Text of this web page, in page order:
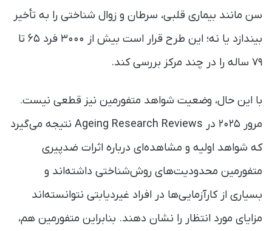
سن مانند بیماری قلبی، سرطان و زوال شناختی را به تأخیر
بیندازد یا نه؛ این طرح قرار است بیش از ۳۰۰۰ فرد ۶۵ تا
۷۹ ساله را در چند مرکز بررسی کند.
با این حال، وضعیت شواهد متفورمین نیز قطعی نیست.
مرور ۲۰۲۵ در Ageing Research Reviews نتیجه می‌گیرد
که شواهد اولیه و مشاهده‌ای درباره اثرات ضدپیری
متفورمین محدودیت‌های روش‌شناختی داشته‌اند و
بسیاری از کارآزمایی‌ها در افراد غیردیابتی نتوانسته‌اند
مزایای مورد انتظار را نشان دهند. بنابراین متفورمین هم،